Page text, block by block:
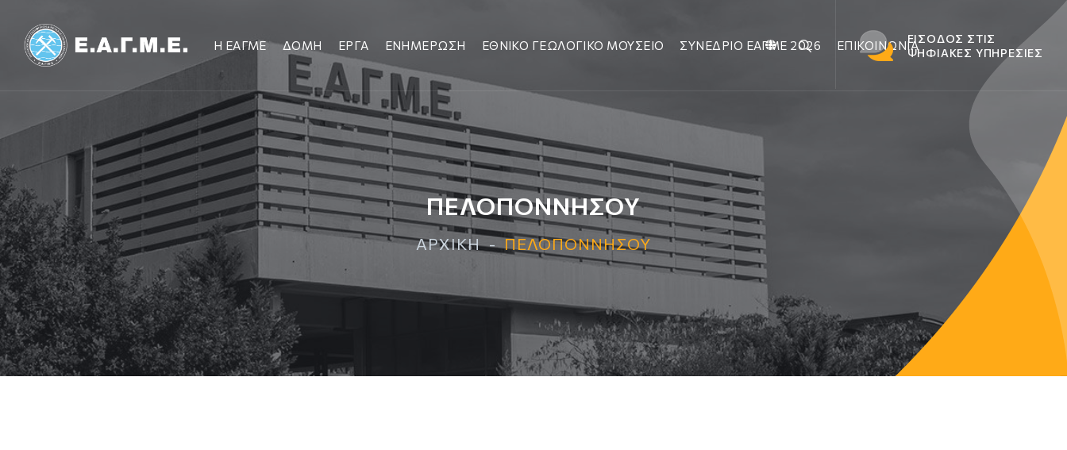
Η ΕΑΓΜΕ ΔΟΜΗ ΕΡΓΑ ΕΝΗΜΕΡΩΣΗ ΕΘΝΙΚΟ ΓΕΩΛΟΓΙΚΟ ΜΟΥΣΕΙΟ ΣΥΝΕΔΡΙΟ ΕΑΓΜΕ 2026 ΕΠΙΚΟΙΝΩΝΙΑΕΙΣΟΔΟΣ ΣΤΙΣ
ΨΗΦΙΑΚΕΣ ΥΠΗΡΕΣΙΕΣ
ΠΕΛΟΠΟΝΝΗΣΟΥ
ΑΡΧΙΚΗ ΠΕΛΟΠΟΝΝΗΣΟΥ